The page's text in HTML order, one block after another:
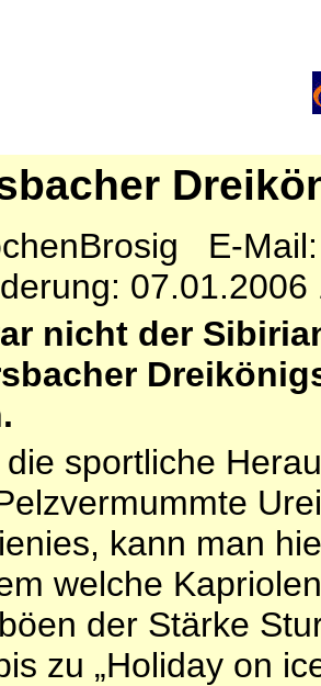
E-
07.01.2006
nicht der
sportliche
kann man
welche
der Stärke
zu „Holiday on